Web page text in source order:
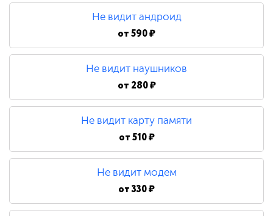
Не видит андроид
от590 ₽
Не видит наушников
от 280 ₽
Не видит карту памяти
от510 ₽
Не видит модем
от330 ₽